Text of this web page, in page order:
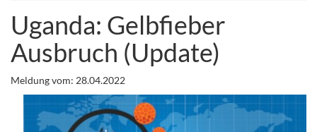
Uganda: Gelbfieber
Ausbruch (Update)
Meldung vom: 28.04.2022